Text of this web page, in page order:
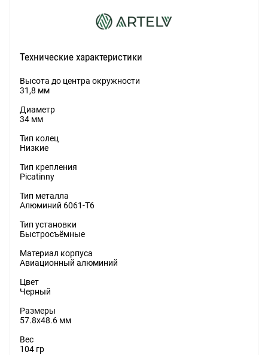
Технические характеристики
Высота до центра окружности
31,8 мм
Диаметр
34 мм
Тип колец
Низкие
Тип крепления
Picatinny
Тип металла
Алюминий 6061-T6
Тип установки
Быстросъёмные
Материал корпуса
Авиационный алюминий
Цвет
Черный
Размеры
57.8x48.6 мм
Вес
104 гр